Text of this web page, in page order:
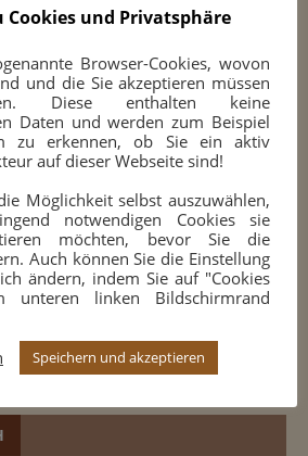
172)
22 Uhr
Uhr
(Eröffnungen, Strategie, Taktik,
und Analysen)
Cookies und Privatsphäre
Browser-Cookies, wovon
und die Sie akzeptieren müssen
Diese enthalten keine
Daten und werden zum Beispiel
zu erkennen, ob Sie ein aktiv
auf dieser Webseite sind!
Möglichkeit selbst auszuwählen,
notwendigen Cookies sie
möchten, bevor Sie die
Auch können Sie die Einstellung
ändern, indem Sie auf "Cookies
unteren linken Bildschirmrand
Speichern und akzeptieren